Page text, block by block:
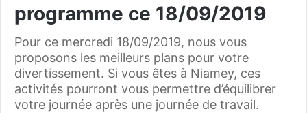
programme ce 18/09/2019
Pour ce mercredi 18/09/2019, nous vous
proposons les meilleurs plans pour votre
divertissement. Si vous êtes à Niamey, ces
activités pourront vous permettre d’équilibrer
votre journée après une journée de travail.